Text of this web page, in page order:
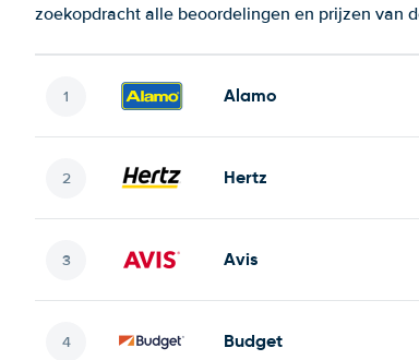
zoekopdracht alle beoordelingen en prijzen van
Alamo
Hertz
Avis
Budget